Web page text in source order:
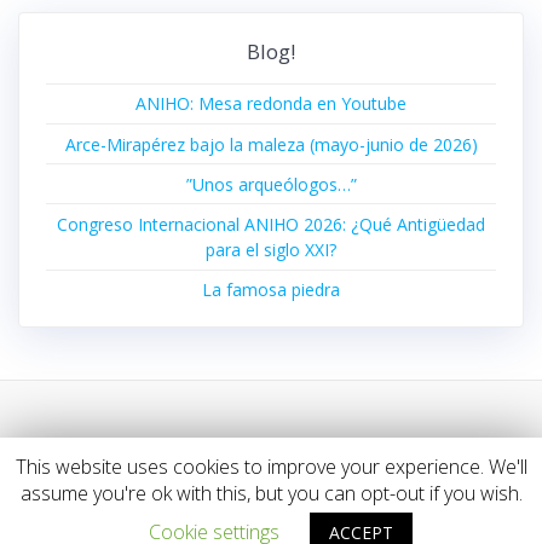
Blog!
ANIHO: Mesa redonda en Youtube
Arce-Mirapérez bajo la maleza (mayo-junio de 2026)
”Unos arqueólogos…”
Congreso Internacional ANIHO 2026: ¿Qué Antigüedad
para el siglo XXI?
La famosa piedra
© 2026 ArkeoClio. Construido utilizando WordPress y el
Highlight Theme
This website uses cookies to improve your experience. We'll
assume you're ok with this, but you can opt-out if you wish.
Cookie settings
ACCEPT